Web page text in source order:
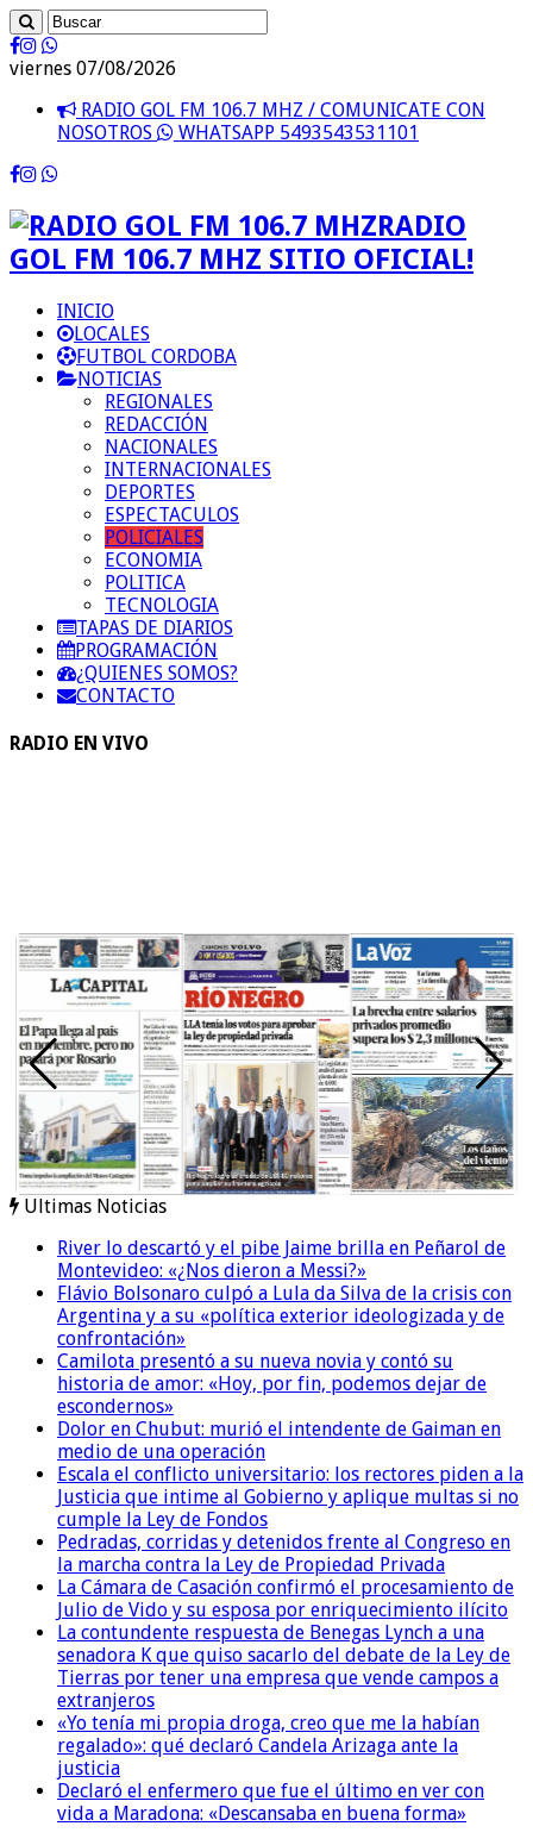
viernes 07/08/2026
RADIO GOL FM 106.7 MHZ / COMUNICATE CON
NOSOTROS
WHATSAPP 5493543531101
RADIO
GOL FM 106.7 MHZ SITIO OFICIAL!
INICIO
LOCALES
FUTBOL CORDOBA
NOTICIAS
REGIONALES
REDACCIÓN
NACIONALES
INTERNACIONALES
DEPORTES
ESPECTACULOS
POLICIALES
ECONOMIA
POLITICA
TECNOLOGIA
TAPAS DE DIARIOS
PROGRAMACIÓN
¿QUIENES SOMOS?
CONTACTO
RADIO EN VIVO
Ultimas Noticias
River lo descartó y el pibe Jaime brilla en Peñarol de
Montevideo: «¿Nos dieron a Messi?»
Flávio Bolsonaro culpó a Lula da Silva de la crisis con
Argentina y a su «política exterior ideologizada y de
confrontación»
Camilota presentó a su nueva novia y contó su
historia de amor: «Hoy, por fin, podemos dejar de
escondernos»
Dolor en Chubut: murió el intendente de Gaiman en
medio de una operación
Escala el conflicto universitario: los rectores piden a la
Justicia que intime al Gobierno y aplique multas si no
cumple la Ley de Fondos
Pedradas, corridas y detenidos frente al Congreso en
la marcha contra la Ley de Propiedad Privada
La Cámara de Casación confirmó el procesamiento de
Julio de Vido y su esposa por enriquecimiento ilícito
La contundente respuesta de Benegas Lynch a una
senadora K que quiso sacarlo del debate de la Ley de
Tierras por tener una empresa que vende campos a
extranjeros
«Yo tenía mi propia droga, creo que me la habían
regalado»: qué declaró Candela Arizaga ante la
justicia
Declaró el enfermero que fue el último en ver con
vida a Maradona: «Descansaba en buena forma»